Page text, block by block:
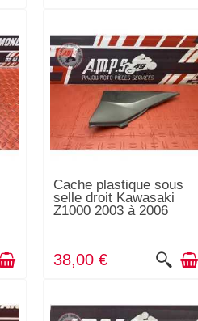
Cache plastique sous
selle droit Kawasaki
Z1000 2003 à 2006
38,00 €